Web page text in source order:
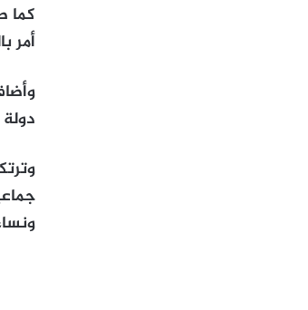
كما
أمر
ونساء،